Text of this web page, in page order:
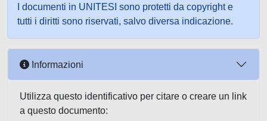
I documenti in UNITESI sono protetti da copyright e
tutti i diritti sono riservati, salvo diversa indicazione.
Informazioni
Utilizza questo identificativo per citare o creare un link
a questo documento: